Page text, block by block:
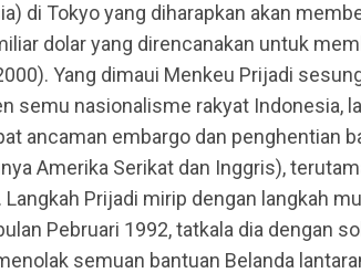
di Tokyo yang diharapkan akan
dolar yang direncanakan untuk
Yang dimaui Menkeu Prijadi
semu nasionalisme rakyat Indonesia,
ancaman embargo dan penghentian
Amerika Serikat dan Inggris),
Prijadi mirip dengan langkah
Pebruari 1992, tatkala dia dengan
semuan bantuan Belanda